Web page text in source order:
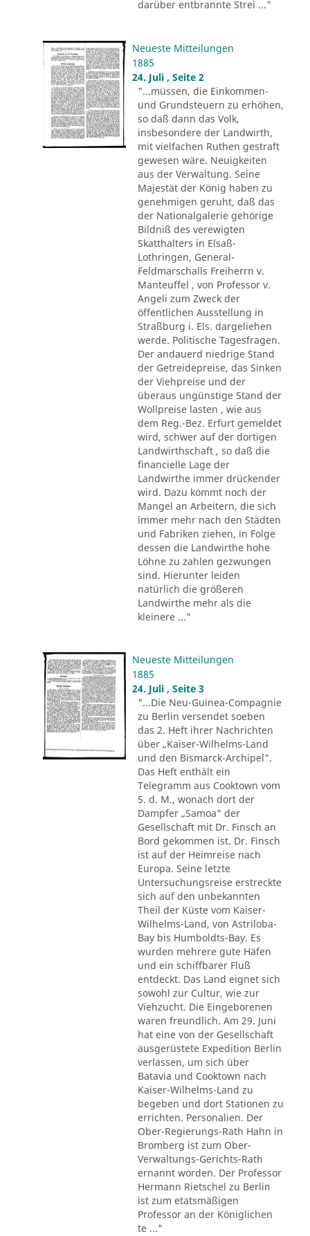
darüber entbrannte Strei ..."
Neueste Mitteilungen
1885
24. Juli , Seite 2
"...müssen, die Einkommen-
und Grundsteuern zu erhöhen,
so daß dann das Volk,
insbesondere der Landwirth,
mit vielfachen Ruthen gestraft
gewesen wäre. Neuigkeiten
aus der Verwaltung. Seine
Majestät der König haben zu
genehmigen geruht, daß das
der Nationalgalerie gehörige
Bildniß des verewigten
Skatthalters in Elsaß-
Lothringen, General-
Feldmarschalls Freiherrn v.
Manteuffel , von Professor v.
Angeli zum Zweck der
öffentlichen Ausstellung in
Straßburg i. Els. dargeliehen
werde. Politische Tagesfragen.
Der andauerd niedrige Stand
der Getreidepreise, das Sinken
der Viehpreise und der
überaus ungünstige Stand der
Wollpreise lasten , wie aus
dem Reg.-Bez. Erfurt gemeldet
wird, schwer auf der dortigen
Landwirthschaft , so daß die
financielle Lage der
Landwirthe immer drückender
wird. Dazu kommt noch der
Mangel an Arbeitern, die sich
immer mehr nach den Städten
und Fabriken ziehen, in Folge
dessen die Landwirthe hohe
Löhne zu zahlen gezwungen
sind. Hierunter leiden
natürlich die größeren
Landwirthe mehr als die
kleinere ..."
Neueste Mitteilungen
1885
24. Juli , Seite 3
"...Die Neu-Guinea-Compagnie
zu Berlin versendet soeben
das 2. Heft ihrer Nachrichten
über „Kaiser-Wilhelms-Land
und den Bismarck-Archipel".
Das Heft enthält ein
Telegramm aus Cooktown vom
5. d. M., wonach dort der
Dampfer „Samoa" der
Gesellschaft mit Dr. Finsch an
Bord gekommen ist. Dr. Finsch
ist auf der Heimreise nach
Europa. Seine letzte
Untersuchungsreise erstreckte
sich auf den unbekannten
Theil der Küste vom Kaiser-
Wilhelms-Land, von Astriloba-
Bay bis Humboldts-Bay. Es
wurden mehrere gute Häfen
und ein schiffbarer Fluß
entdeckt. Das Land eignet sich
sowohl zur Cultur, wie zur
Viehzucht. Die Eingeborenen
waren freundlich. Am 29. Juni
hat eine von der Gesellschaft
ausgerüstete Expedition Berlin
verlassen, um sich über
Batavia und Cooktown nach
Kaiser-Wilhelms-Land zu
begeben und dort Stationen zu
errichten. Personalien. Der
Ober-Regierungs-Rath Hahn in
Bromberg ist zum Ober-
Verwaltungs-Gerichts-Rath
ernannt worden. Der Professor
Hermann Rietschel zu Berlin
ist zum etatsmäßigen
Professor an der Königlichen
te ..."